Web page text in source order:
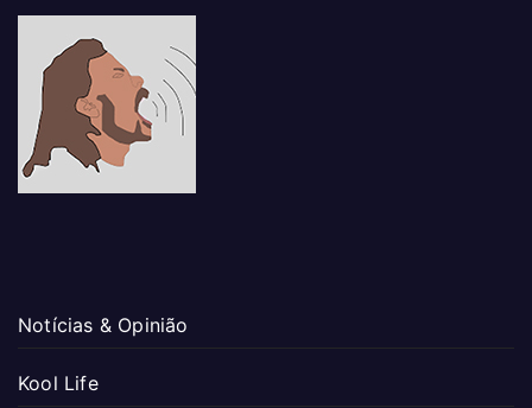
Notícias & Opinião
Kool Life